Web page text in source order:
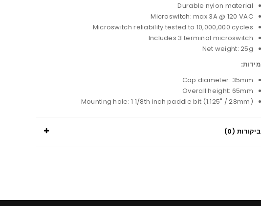
Durable nylon material
Microswitch: max 3A @ 120 VAC
Microswitch reliability tested to 10,000,000 cycles
Includes 3 terminal microswitch
Net weight: 25g
מידות:
Cap diameter: 35mm
Overall height: 65mm
Mounting hole: 1 1/8th inch paddle bit (1.125" / 28mm)
ביקורות (0)